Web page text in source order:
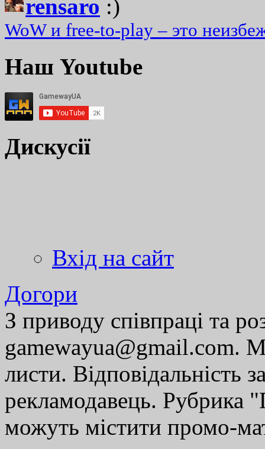
rensaro :)
WoW и free-to-play – это
Наш Youtube
Дискусії
Вхід на сайт
Догори
З приводу співпраці та
gamewayua@gmail.com.
листи. Відповідальність
рекламодавець. Рубрика
можуть містити промо-